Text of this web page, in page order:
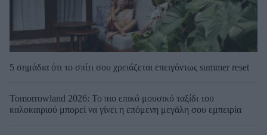
5 σημάδια ότι το σπίτι σου χρειάζεται επειγόντως summer reset
Tomorrowland 2026: Το πιο επικό μουσικό ταξίδι του
καλοκαιριού μπορεί να γίνει η επόμενη μεγάλη σου εμπειρία